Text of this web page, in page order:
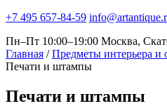
+7 495 657-84-59
Пн–Пт 10:00–19:00 Москва,
Главная / Предметы интерьера и
Печати и штампы
Печати и штампы